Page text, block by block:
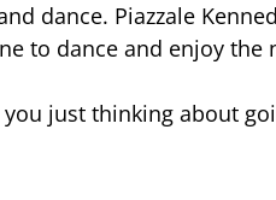
dance. Piazzale
to dance and enjoy the
just thinking about